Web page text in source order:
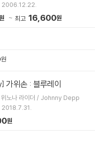
2006.12.22.
최고 16,600원
원
가위손 : 블루레이
Tim Burton / 위노나 라이더 / Johnny Depp
2018.7.31.
원